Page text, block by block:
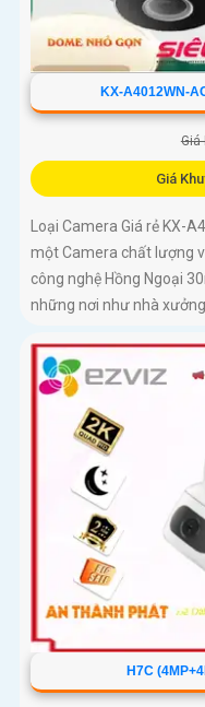
KX-A4012WN-
Giá
Giá
Loại Camera Giá rẻ KX-
một Camera chất lượng
công nghệ Hồng Ngoại
những nơi như nhà
H7C